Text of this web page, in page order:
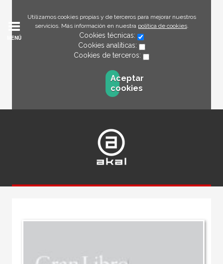
Utilizamos cookies propias y de terceros para mejorar nuestros
servicios. Más información en nuestra política de cookies.
Cookies técnicas:
Cookies analíticas:
Cookies de terceros:
Aceptar
cookies
MENÚ